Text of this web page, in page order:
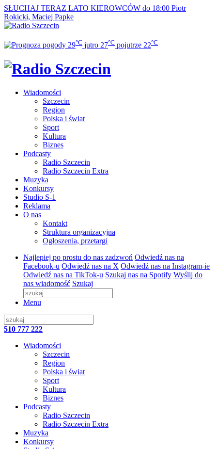
SŁUCHAJ TERAZ LATO KIEROWCÓW do 18:00 Piotr
Rokicki, Maciej Papke
29°C jutro 27°C pojutrze 22°C
Wiadomości
Szczecin
Region
Polska i świat
Sport
Kultura
Biznes
Podcasty
Radio Szczecin
Radio Szczecin Extra
Muzyka
Konkursy
Studio S-1
Reklama
O nas
Kontakt
Struktura organizacyjna
Ogłoszenia, przetargi
Najlepiej po prostu do nas zadzwoń Odwiedź nas na
Facebook-u Odwiedź nas na X Odwiedź nas na Instagram-ie
Odwiedź nas na TikTok-u Szukaj nas na Spotify Wyślij do
nas wiadomość Szukaj
Menu
510 777 222
Wiadomości
Szczecin
Region
Polska i świat
Sport
Kultura
Biznes
Podcasty
Radio Szczecin
Radio Szczecin Extra
Muzyka
Konkursy